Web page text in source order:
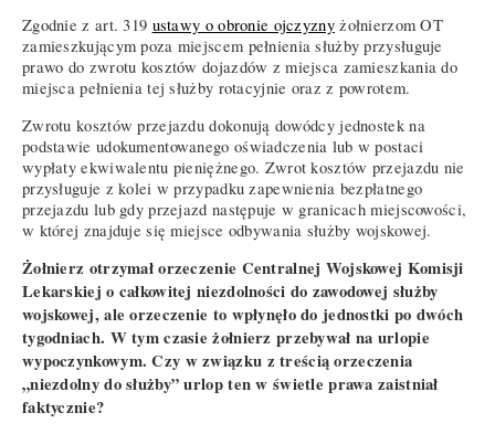
Zgodnie z art. 319 ustawy o obronie ojczyznyżołnierzom OT
zamieszkującym poza miejscem pełnienia służby przysługuje
prawo do zwrotu kosztów dojazdów z miejsca zamieszkania do
miejsca pełnienia tej służby rotacyjnie oraz z powrotem.
Zwrotu kosztów przejazdu dokonują dowódcy jednostek na
podstawie udokumentowanego oświadczenia lub w postaci
wypłaty ekwiwalentu pieniężnego. Zwrot kosztów przejazdu nie
przysługuje z kolei w przypadku zapewnienia bezpłatnego
przejazdu lub gdy przejazd następuje w granicach miejscowości,
w której znajduje się miejsce odbywania służby wojskowej.
Żołnierz otrzymał orzeczenie Centralnej Wojskowej Komisji
Lekarskiej o całkowitej niezdolności do zawodowej służby
wojskowej, ale orzeczenie to wpłynęło do jednostki po dwóch
tygodniach. W tym czasie żołnierz przebywał na urlopie
wypoczynkowym. Czy w związku z treścią orzeczenia
„niezdolny do służby” urlop ten w świetle prawa zaistniał
faktycznie?